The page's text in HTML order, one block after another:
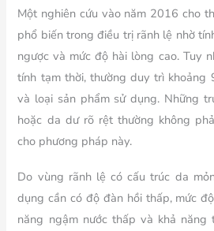
Một nghiên cứu vào năm 2016 cho
phổ biến trong điều trị rãnh lệ nhờ
ngược và mức độ hài lòng cao. Tuy
tính tạm thời, thường duy trì
và loại sản phẩm sử dụng. Những
hoặc da dư rõ rệt thường không
cho phương pháp này.
Do vùng rãnh lệ có cấu trúc da
dụng cần có độ đàn hồi thấp, mức
năng ngậm nước thấp và khả